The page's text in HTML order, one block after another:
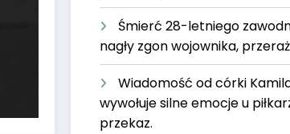
Śmierć 28-letniego
nagły zgon wojownika,
Wiadomość od córki
wywołuje silne emocje u
przekaz.